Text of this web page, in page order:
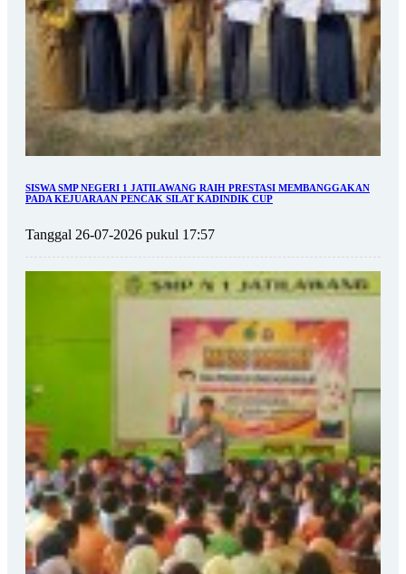
SISWA SMP NEGERI 1 JATILAWANG RAIH PRESTASI MEMBANGGAKAN
PADA KEJUARAAN PENCAK SILAT KADINDIK CUP
Tanggal 26-07-2026 pukul 17:57